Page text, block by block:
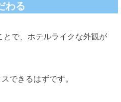
わる
で、ホテルライクな外観が
できるはずです。